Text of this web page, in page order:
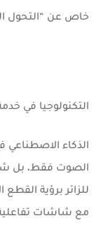
خاص عن “التحول
التكنولوجيا في
الذكاء
للزائر برؤية القطع
مع شاشات